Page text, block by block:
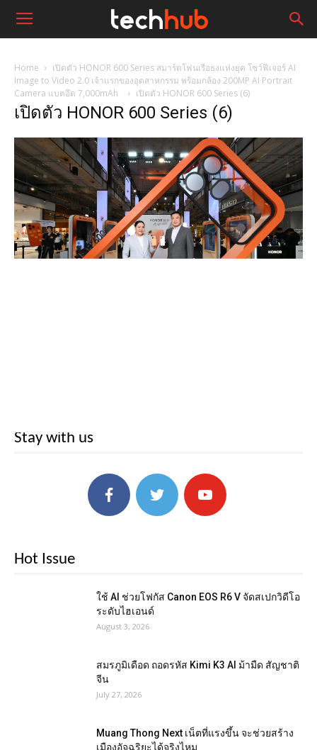
Home
เปิดตัว HONOR 600 Series สมาร์ตโฟนเรือธงแห่งยุค โชว์ฟีเจอร์ AI
Image to Video 2.0 เจ้าแรกของอุตสาหกรรม พร้อมกล้อง 200MP AI Portrait
Camera แบตอึด 7,000mAh
เปิดตัว HONOR 600 Series (6)
เปิดตัว HONOR 600 Series (6)
Stay with us
Hot Issue
ใช้ AI ช่วยโฟกัส Canon EOS R6 V จัดสเปกวิดีโอ
ระดับไฮเอนด์
August 3, 2026
สมรภูมิเดือด ถอดรหัส Kimi K3 AI ม้ามืด สัญชาติ
จีน
July 27, 2026
Muang Thong Next เน็ตที่แรงขึ้น จะช่วยสร้าง
เมืองอัจฉริยะได้จริงไหม